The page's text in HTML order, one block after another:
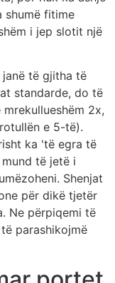
shumë fitime
i jep slotit një
janë të gjitha të
standarde, do të
2x,
e 5-të).
ka 'të egra të
të jetë i
Shenjat
për dikë tjetër
Ne përpiqemi të
parashikojmë